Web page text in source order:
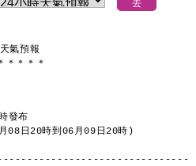
氣預報
＊ ＊ ＊ ＊
發布
日20時到06月09日20時)